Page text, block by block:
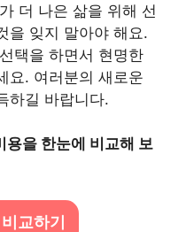
더 나은 삶을 위해 선
을 잊지 말아야 해요.
택을 하면서 현명한
요. 여러분의 새로운
하길 바랍니다.
용을 한눈에 비교해 보
교하기